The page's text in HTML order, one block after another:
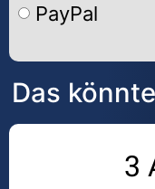
PayPal
Alternative:
Das
3